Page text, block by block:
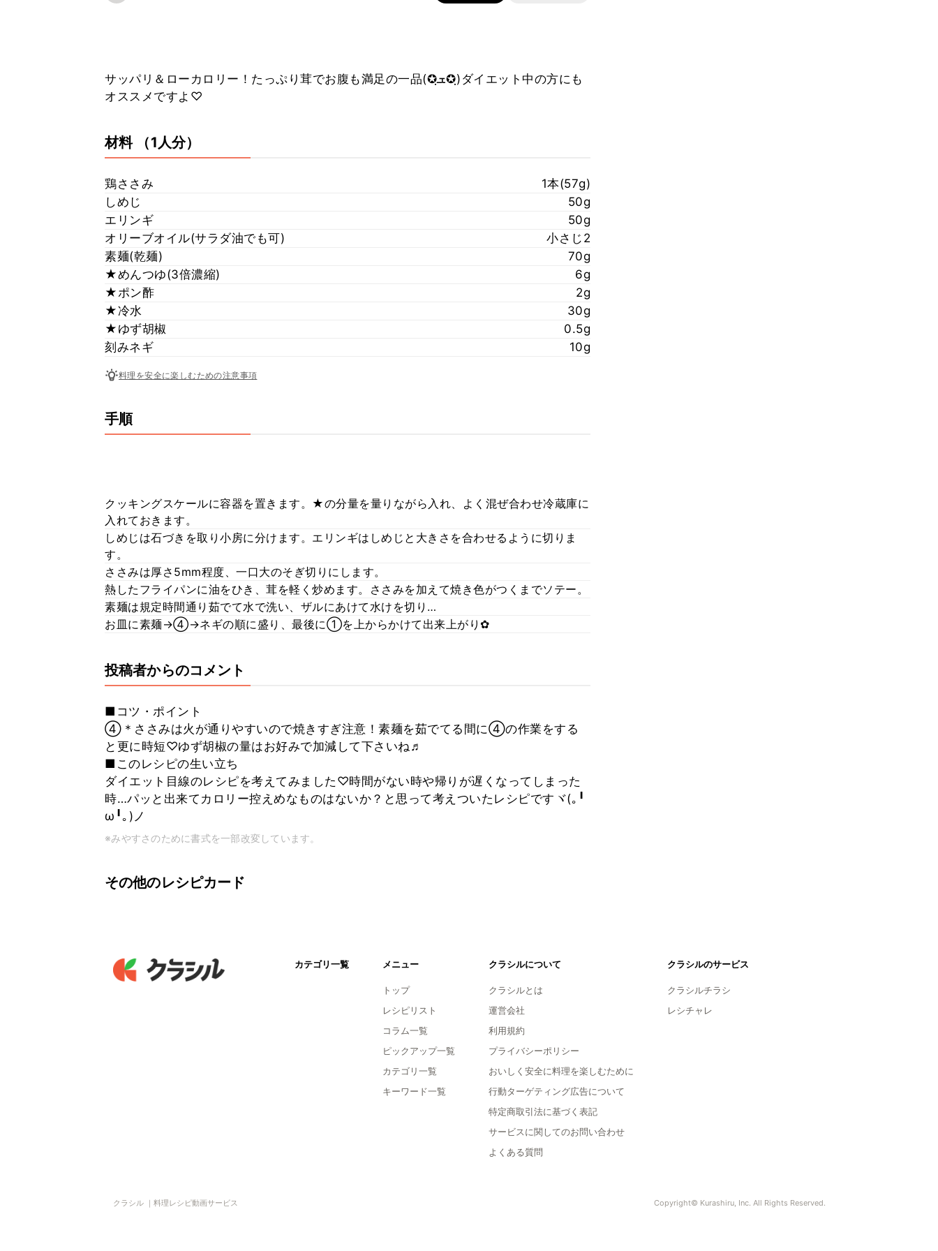
サッパリ＆ローカロリー！たっぷり茸でお腹も満足の一品(✪ฺܫ✪ฺ)ダイエット中の方にも
オススメですよ♡
材料 （1人分）
鶏ささみ
1本(57g)
しめじ
50g
エリンギ
50g
オリーブオイル(サラダ油でも可)
小さじ2
素麺(乾麺)
70g
★めんつゆ(3倍濃縮)
6g
★ポン酢
2g
★冷水
30g
★ゆず胡椒
0.5g
刻みネギ
10g
料理を安全に楽しむための注意事項
手順
クッキングスケールに容器を置きます。★の分量を量りながら入れ、よく混ぜ合わせ冷蔵庫に
入れておきます。
しめじは石づきを取り小房に分けます。エリンギはしめじと大きさを合わせるように切りま
す。
ささみは厚さ5mm程度、一口大のそぎ切りにします。
熱したフライパンに油をひき、茸を軽く炒めます。ささみを加えて焼き色がつくまでソテー。
素麺は規定時間通り茹でて水で洗い、ザルにあけて水けを切り…
お皿に素麺→④→ネギの順に盛り、最後に①を上からかけて出来上がり✿
投稿者からのコメント
■コツ・ポイント
④＊ささみは火が通りやすいので焼きすぎ注意！素麺を茹でてる間に④の作業をする
と更に時短♡ゆず胡椒の量はお好みで加減して下さいね♬
■このレシピの生い立ち
ダイエット目線のレシピを考えてみました♡時間がない時や帰りが遅くなってしまった
時…パッと出来てカロリー控えめなものはないか？と思って考えついたレシピですヾ(｡╹
ω╹｡)ノ
※みやすさのために書式を一部改変しています。
その他のレシピカード
カテゴリ一覧 メニュー
トップ
レシピリスト
コラム一覧
ピックアップ一覧
カテゴリ一覧
キーワード一覧
クラシルについて
クラシルとは
運営会社
利用規約
プライバシーポリシー
おいしく安全に料理を楽しむために
行動ターゲティング広告について
特定商取引法に基づく表記
サービスに関してのお問い合わせ
よくある質問
クラシルのサービス
クラシルチラシ
レシチャレ
クラシル ｜料理レシピ動画サービス Copyright© Kurashiru, Inc. All Rights Reserved.